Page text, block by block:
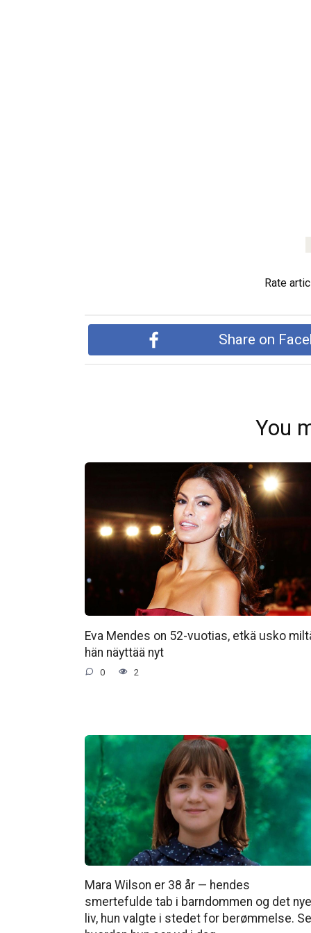
Rate
Share on
You
Eva Mendes on 52-vuotias, etkä usko
hän näyttää nyt
0 2
Mara Wilson er 38 år — hendes
smertefulde tab i barndommen og det nye
liv, hun valgte i stedet for berømmelse. Se